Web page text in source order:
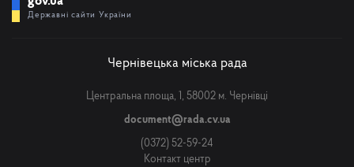
Державні сайти України
Чернівецька міська рада
Центральна площа, 1, 58002 м. Чернівці
document@rada.cv.ua
(0372) 52-59-24
Контакт центр